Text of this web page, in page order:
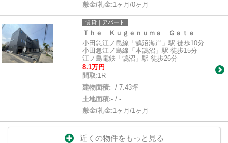
敷金/礼金:1ヶ月/0ヶ月
賃貸｜アパート
Ｔｈｅ Ｋｕｇｅｎｕｍａ Ｇａｔｅ
小田急江ノ島線「鵠沼海岸」駅 徒歩10分
小田急江ノ島線「本鵠沼」駅 徒歩15分
江ノ島電鉄「鵠沼」駅 徒歩26分
8.1万円
間取:1R
建物面積:- / 7.43坪
土地面積:- / -
敷金/礼金:1ヶ月/1ヶ月
近くの物件をもっと見る